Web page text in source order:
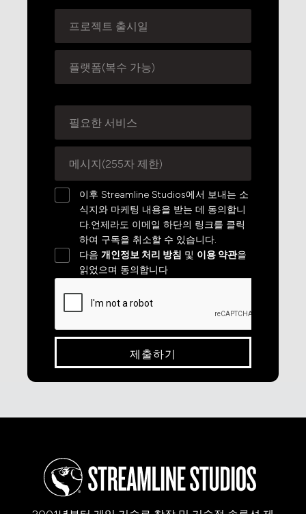
이후 Streamline Studios에서 보내는 소
식지와 마케팅 내용을 받는 데 동의합니
다.언제라도 이메일 하단의 링크를 클릭
하여 구독을 취소할 수 있습니다.
다음개인정보 처리 방침 및 이용 약관을
읽었으며 동의합니다